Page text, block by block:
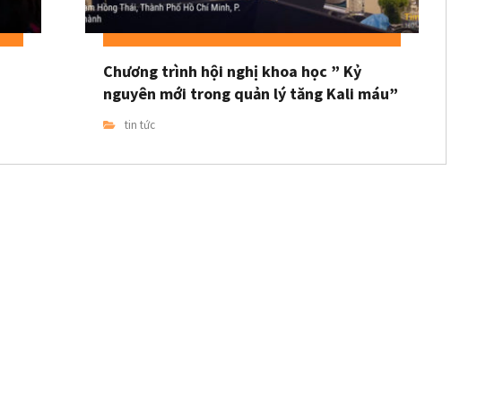
Chương trình hội nghị khoa học ” Kỷ
nguyên mới trong quản lý tăng Kali máu”
tin tức